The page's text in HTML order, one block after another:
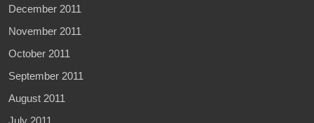
December 2011
November 2011
October 2011
September 2011
August 2011